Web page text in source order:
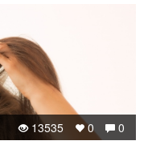
0
0
13535